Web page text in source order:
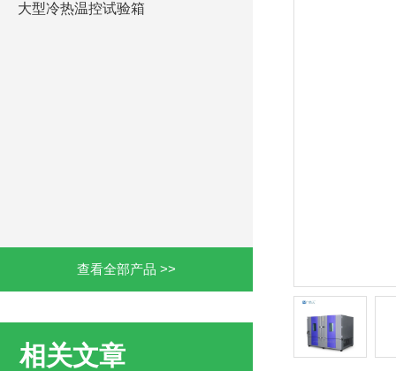
大型冷热温控试验箱
查看全部产品 >>
相关文章